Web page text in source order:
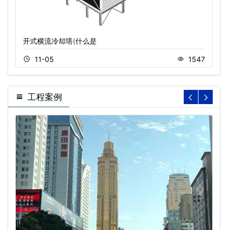
开式横流冷却塔(什么是
11-05 1547
工程案例